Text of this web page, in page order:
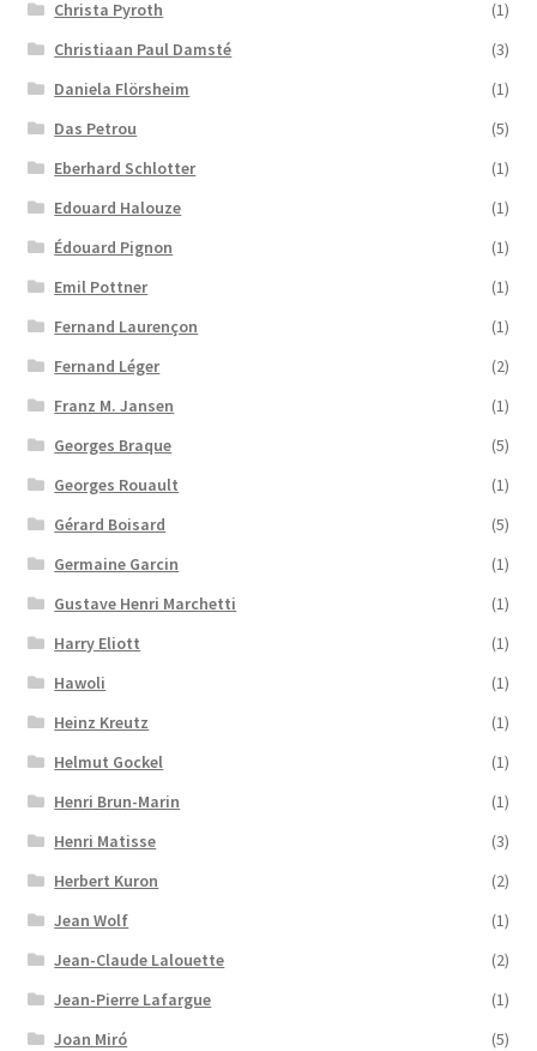
Christa Pyroth
(1)
Christiaan Paul Damsté
(3)
Daniela Flörsheim
(1)
Das Petrou
(5)
Eberhard Schlotter
(1)
Edouard Halouze
(1)
Édouard Pignon
(1)
Emil Pottner
(1)
Fernand Laurençon
(1)
Fernand Léger
(2)
Franz M. Jansen
(1)
Georges Braque
(5)
Georges Rouault
(1)
Gérard Boisard
(5)
Germaine Garcin
(1)
Gustave Henri Marchetti
(1)
Harry Eliott
(1)
Hawoli
(1)
Heinz Kreutz
(1)
Helmut Gockel
(1)
Henri Brun-Marin
(1)
Henri Matisse
(3)
Herbert Kuron
(2)
Jean Wolf
(1)
Jean-Claude Lalouette
(2)
Jean-Pierre Lafargue
(1)
Joan Miró
(5)